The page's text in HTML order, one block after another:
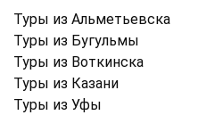
Туры из Альметьевска
Туры из Бугульмы
Туры из Воткинска
Туры из Казани
Туры из Уфы